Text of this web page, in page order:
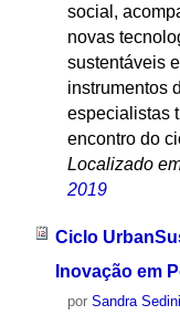
social,
novas
sustentáveis
instrumentos
especialistas
encontro do
Localizado
2019
Ciclo
Inovação em
por Sandra Sedini